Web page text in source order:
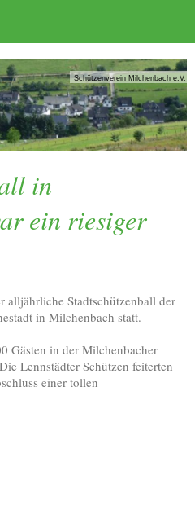
Schützenverein Milchenbach e.V.
in
ein riesiger
alljährliche Stadtschützenball der
in Milchenbach statt.
Gästen in der Milchenbacher
Lennstädter Schützen feiterten
einer tollen